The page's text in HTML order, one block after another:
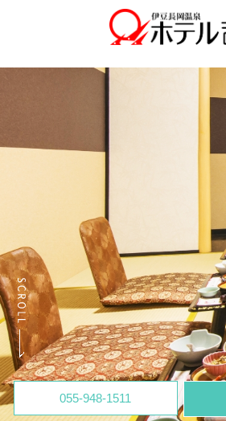
055-948-1511